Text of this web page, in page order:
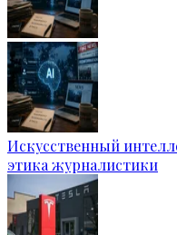
Искусственный
этика журналистики